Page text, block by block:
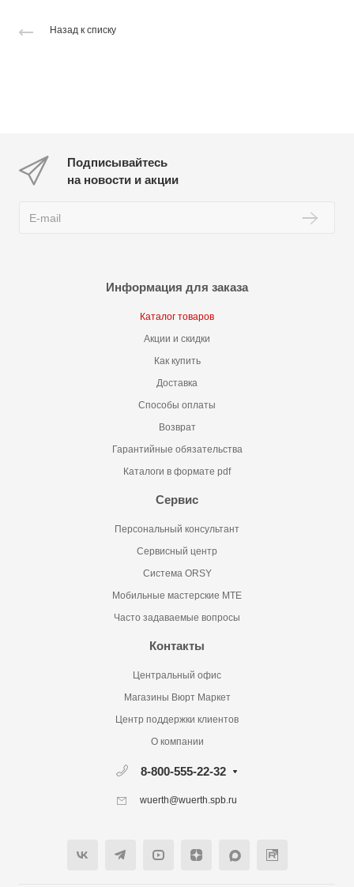
Назад к списку
Подписывайтесь
на новости и акции
Информация для заказа
Каталог товаров
Акции и скидки
Как купить
Доставка
Способы оплаты
Возврат
Гарантийные обязательства
Каталоги в формате pdf
Сервис
Персональный консультант
Сервисный центр
Система ORSY
Мобильные мастерские MTE
Часто задаваемые вопросы
Контакты
Центральный офис
Магазины Вюрт Маркет
Центр поддержки клиентов
О компании
8-800-555-22-32
wuerth@wuerth.spb.ru